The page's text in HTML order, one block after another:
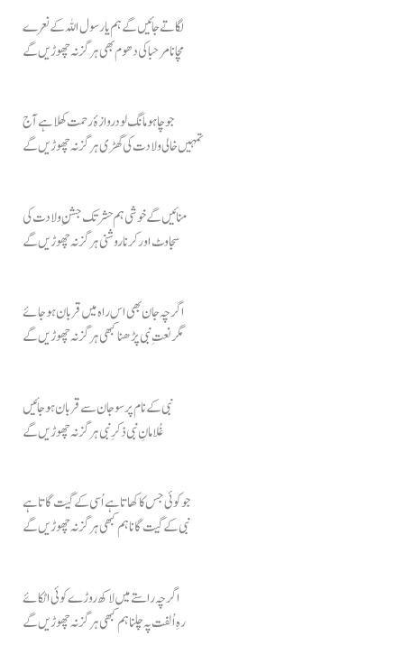
لگاتے جائیں گے ہم یا رسول اللہ کے نعرے
مچانا مرحبا کی دھوم بھی ہرگز نہ چھوڑیں گے
جو چاہو مانگ لو دروازۂ رحمت کھلا ہے آج
تمہیں خالی ولادت کی گھڑی ہرگز نہ چھوڑیں گے
منائیں گے خوشی ہم حشر تک جشنِ ولادت کی
سجاوٹ اور کرنا روشنی ہرگز نہ چھوڑیں گے
اگرچہ جان بھی اس راہ میں قربان ہو جائے
مگر نعتِ نبی پڑھنا کبھی ہرگز نہ چھوڑیں گے
نبی کے نام پر سو جان سے قربان ہو جائیں
غُلامانِ نبی ذکرِ نبی ہرگز نہ چھوڑیں گے
جو کوئی جس کا کھاتا ہے اُسی کے گیت گاتا ہے
نبی کے گیت گانا ہم کبھی ہرگز نہ چھوڑیں گے
اگرچہ راستے میں لاکھ روڑے کوئی اٹکائے
رہِ اُلفت پہ چلنا ہم کبھی ہرگز نہ چھوڑیں گے